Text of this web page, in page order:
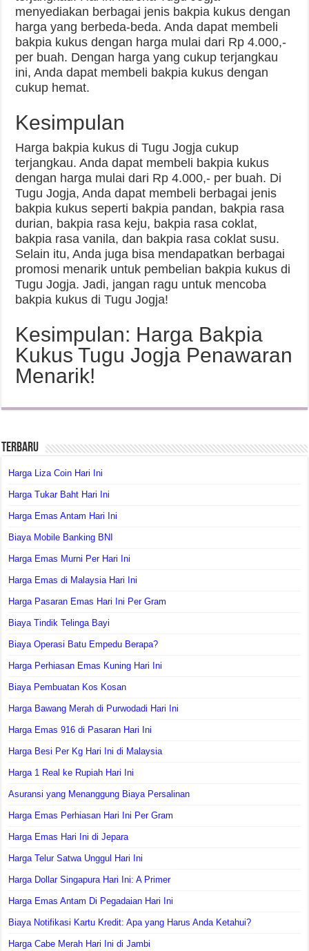
menyediakan berbagai jenis bakpia kukus dengan
harga yang berbeda-beda. Anda dapat membeli
bakpia kukus dengan harga mulai dari Rp 4.000,-
per buah. Dengan harga yang cukup terjangkau
ini, Anda dapat membeli bakpia kukus dengan
cukup hemat.
Kesimpulan
Harga bakpia kukus di Tugu Jogja cukup
terjangkau. Anda dapat membeli bakpia kukus
dengan harga mulai dari Rp 4.000,- per buah. Di
Tugu Jogja, Anda dapat membeli berbagai jenis
bakpia kukus seperti bakpia pandan, bakpia rasa
durian, bakpia rasa keju, bakpia rasa coklat,
bakpia rasa vanila, dan bakpia rasa coklat susu.
Selain itu, Anda juga bisa mendapatkan berbagai
promosi menarik untuk pembelian bakpia kukus di
Tugu Jogja. Jadi, jangan ragu untuk mencoba
bakpia kukus di Tugu Jogja!
Kesimpulan: Harga Bakpia
Kukus Tugu Jogja Penawaran
Menarik!
Terbaru
Harga Liza Coin Hari Ini
Harga Tukar Baht Hari Ini
Harga Emas Antam Hari Ini
Biaya Mobile Banking BNI
Harga Emas Murni Per Hari Ini
Harga Emas di Malaysia Hari Ini
Harga Pasaran Emas Hari Ini Per Gram
Biaya Tindik Telinga Bayi
Biaya Operasi Batu Empedu Berapa?
Harga Perhiasan Emas Kuning Hari Ini
Biaya Pembuatan Kos Kosan
Harga Bawang Merah di Purwodadi Hari Ini
Harga Emas 916 di Pasaran Hari Ini
Harga Besi Per Kg Hari Ini di Malaysia
Harga 1 Real ke Rupiah Hari Ini
Asuransi yang Menanggung Biaya Persalinan
Harga Emas Perhiasan Hari Ini Per Gram
Harga Emas Hari Ini di Jepara
Harga Telur Satwa Unggul Hari Ini
Harga Dollar Singapura Hari Ini: A Primer
Harga Emas Antam Di Pegadaian Hari Ini
Biaya Notifikasi Kartu Kredit: Apa yang Harus Anda Ketahui?
Harga Cabe Merah Hari Ini di Jambi